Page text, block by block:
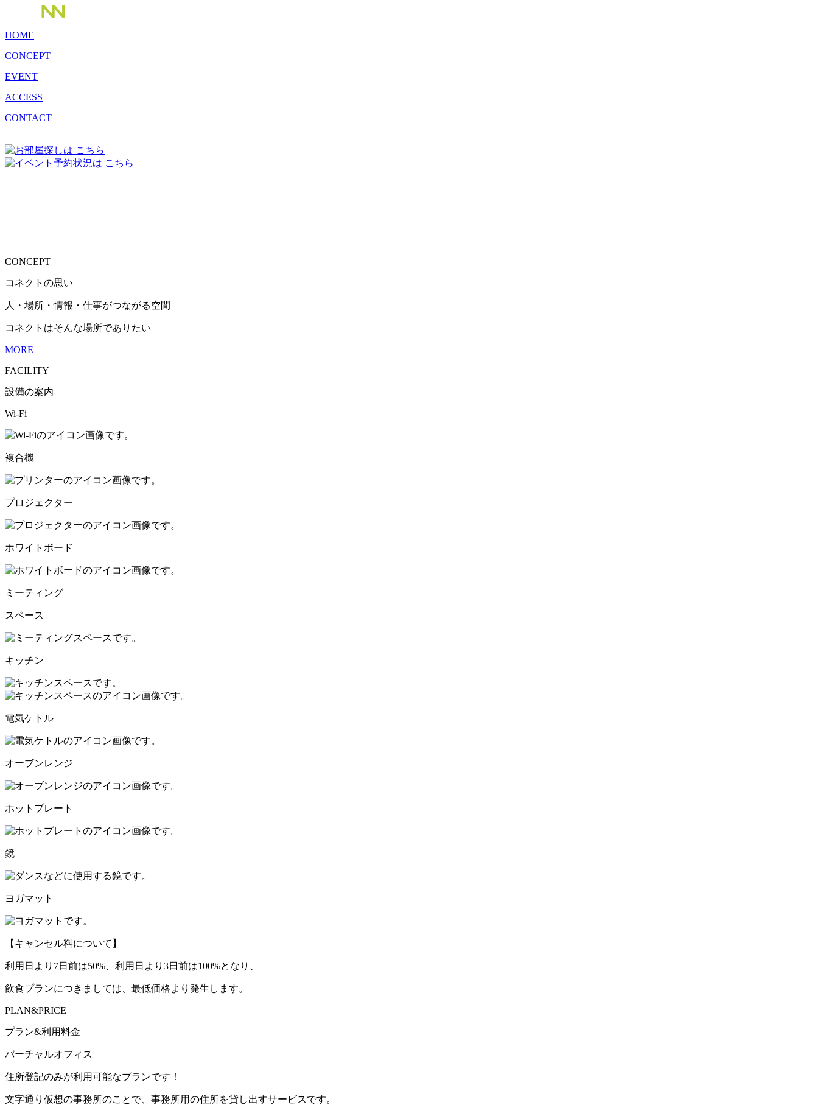
HOME
CONCEPT
EVENT
ACCESS
CONTACT
CONCEPT
コネクトの思い
人・場所・情報・仕事がつながる空間
コネクトはそんな場所でありたい
MORE
FACILITY
設備の案内
Wi-Fi
複合機
プロジェクター
ホワイトボード
ミーティング
スペース
キッチン
電気ケトル
オーブンレンジ
ホットプレート
鏡
ヨガマット
【キャンセル料について】
利用日より7日前は50%、利用日より3日前は100%となり、
飲食プランにつきましては、最低価格より発生します。
PLAN&PRICE
プラン&利用料金
バーチャルオフィス
住所登記のみが利用可能なプランです！
文字通り仮想の事務所のことで、事務所用の住所を貸し出すサービスです。